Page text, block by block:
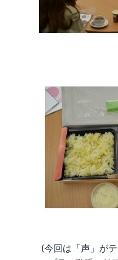
(今回は「声」が